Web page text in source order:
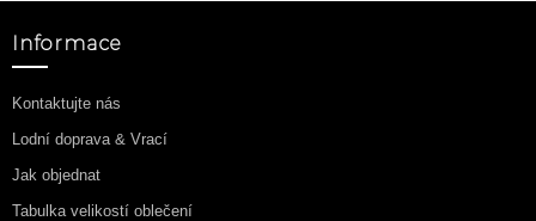
Informace
Kontaktujte nás
Lodní doprava & Vrací
Jak objednat
Tabulka velikostí oblečení